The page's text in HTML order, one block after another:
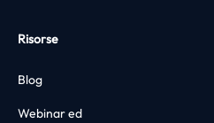
Risorse
Blog
Webinar ed